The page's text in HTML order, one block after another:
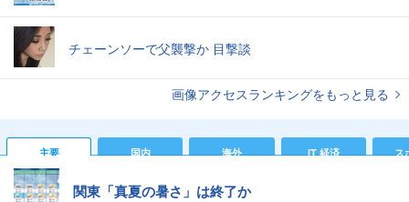
チェーンソーで父襲撃か 目撃談
画像アクセスランキングをもっと見る
主要 国内 海外 IT 経済 ス
関東「真夏の暑さ」は終了か